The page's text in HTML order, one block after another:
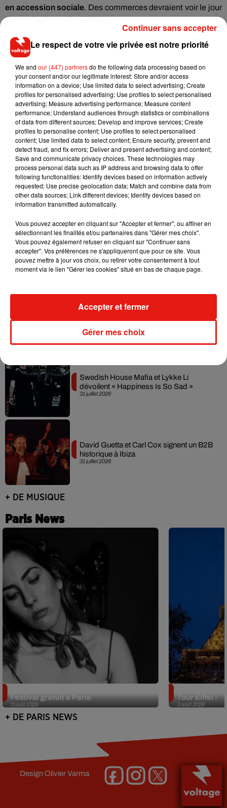
en accession sociale. Des commerces devraient voir le jour
au rez-de-chaussée d’ici 2025.
Musique
7 août 2026
RÜFÜS DU SOL annonce un nouvel
album après sa tournée mondiale
7 août 2026
Angèle et Amélie Lens dévoilent leur
collaboration tant attendue
6 août 2026
Il y a 10 ans, DJ Snake changeait de
dimension avec son premier...
Fred again.. et Latin Mafia dévoilent enfin
31 juillet 2026
Swedish House Mafia et Lykke Li
dévoilent « Happiness Is So Sad »
31 juillet 2026
David Guetta et Carl Cox signent un B2B
historique à Ibiza
+ DE MUSIQUE
Paris News
3 août 2026
Festival gratuit à Paris
3 août 2026
Tour Eiffel !
+ DE PARIS NEWS
DesignOlivier Varma
Le respect de votre vie privée est notre priorité
We and our (447) partnersdo the following data processing based on
your consent and/or our legitimate interest: Store and/or access
information on a device; Use limited data to select advertising; Create
profiles for personalised advertising; Use profiles to select personalised
advertising; Measure advertising performance; Measure content
performance; Understand audiences through statistics or combinations
of data from different sources; Develop and improve services; Create
profiles to personalise content; Use profiles to select personalised
content; Use limited data to select content; Ensure security, prevent and
detect fraud, and fix errors; Deliver and present advertising and content;
Save and communicate privacy choices. These technologies may
process personal data such as IP address and browsing data to offer
following functionalities: Identify devices based on information actively
requested; Use precise geolocation data; Match and combine data from
other data sources; Link different devices; Identify devices based on
information transmitted automatically.
Vous pouvez accepter en cliquant sur "Accepter et fermer", ou affiner en
sélectionnant les finalités et/ou partenaires dans "Gérer mes choix".
Vous pouvez également refuser en cliquant sur "Continuer sans
accepter". Vos préférences ne s'appliqueront que pour ce site. Vous
pouvez mettre à jour vos choix, ou retirer votre consentement à tout
moment via le lien "Gérer les cookies" situé en bas de chaque page.
Gérer mes choix
Accepter et fermer
Continuer sans accepter